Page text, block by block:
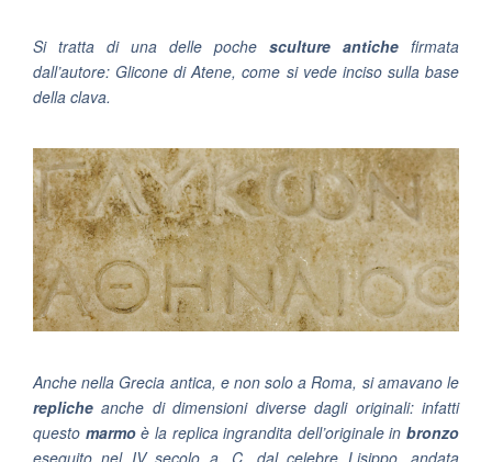
Si tratta di una delle poche sculture antiche firmata
dall’autore: Glicone di Atene, come si vede inciso sulla base
della clava.
Anche nella Grecia antica, e non solo a Roma, si amavano le
repliche anche di dimensioni diverse dagli originali: infatti
questo marmoè la replica ingrandita dell’originale in bronzo
eseguito nel IV secolo a. C. dal celebre Lisippo, andata